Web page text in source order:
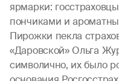
ярмарки:
пончиками и
Пирожки пекла
«Даровской» Ольга
символично, их было